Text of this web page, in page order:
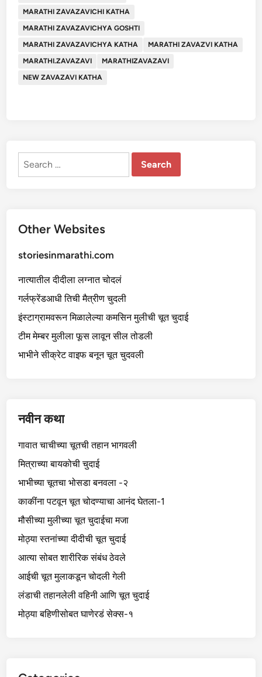
MARATHI ZAVAZAVICHI KATHA
MARATHI ZAVAZAVICHYA GOSHTI
MARATHI ZAVAZAVICHYA KATHA
MARATHI ZAVAZVI KATHA
MARATHI.ZAVAZAVI
MARATHIZAVAZAVI
NEW ZAVAZAVI KATHA
Search
Other Websites
storiesinmarathi.com
नात्यातील दीदीला लग्नात चोदलं
गर्लफ्रेंडआधी तिची मैत्रीण चुदली
इंस्टाग्रामवरून मिळालेल्या कमसिन मुलीची चूत चुदाई
टीम मेम्बर मुलीला फूस लावून सील तोडली
भाभीने सीक्रेट वाइफ बनून चूत चुदवली
नवीन कथा
गावात चाचीच्या चूतची तहान भागवली
मित्राच्या बायकोची चुदाई
भाभीच्या चूतचा भोसडा बनवला -२
काकींना पटवून चूत चोदण्याचा आनंद घेतला-1
मौसीच्या मुलीच्या चूत चुदाईचा मजा
मोठ्या स्तनांच्या दीदीची चूत चुदाई
आत्या सोबत शारीरिक संबंध ठेवले
आईची चूत मुलाकडून चोदली गेली
लंडाची तहानलेली वहिनी आणि चूत चुदाई
मोठ्या बहिणीसोबत घाणेरडं सेक्स-१